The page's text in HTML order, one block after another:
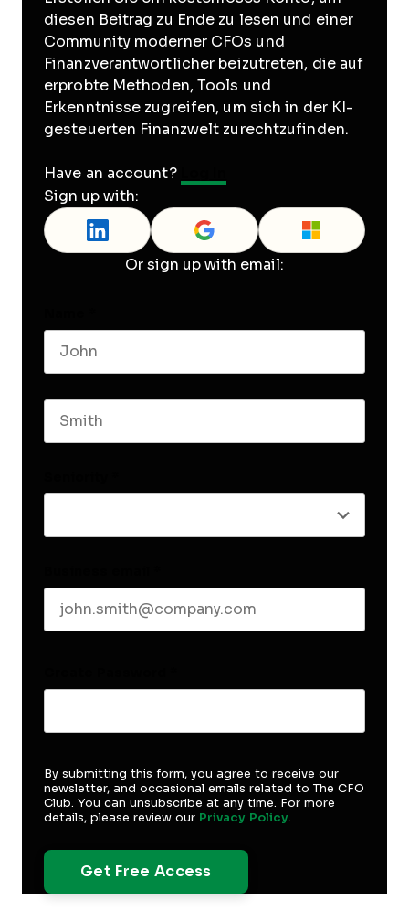
diesen Beitrag zu Ende zu lesen und einer
Community moderner CFOs und
Finanzverantwortlicher beizutreten, die auf
erprobte Methoden, Tools und
Erkenntnisse zugreifen, um sich in der KI-
gesteuerten Finanzwelt zurechtzufinden.
Have an account?
Sign up with:
Or sign up with email:
By submitting this form, you agree to receive our
newsletter, and occasional emails related to The CFO
Club. You can unsubscribe at any time. For more
details, please review our Privacy Policy.